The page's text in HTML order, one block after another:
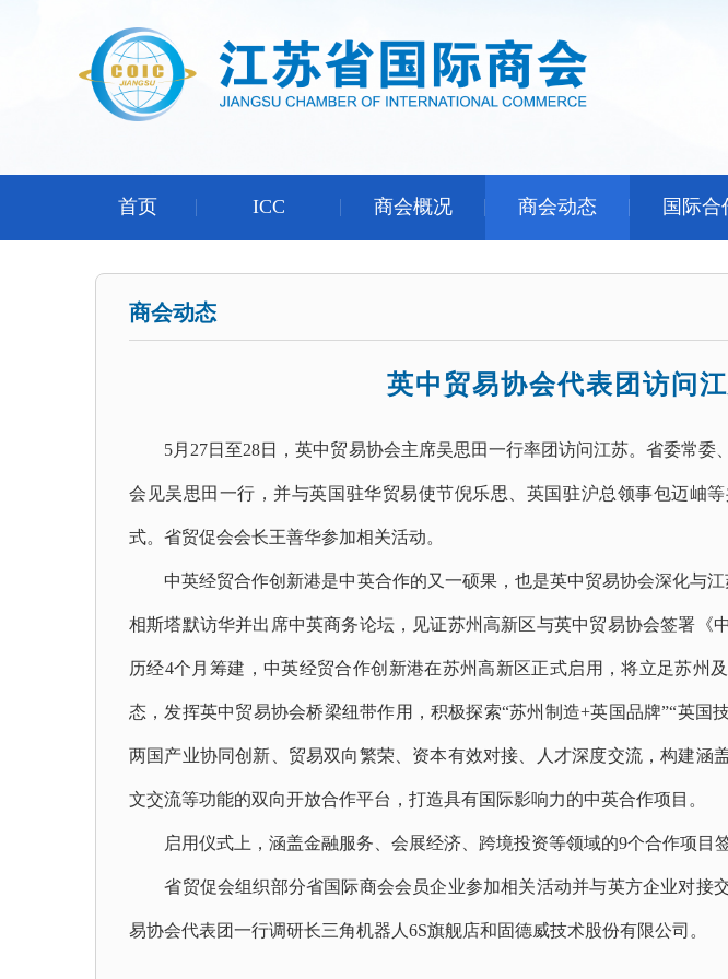
首页 ICC 商会概况 商会动态 国际合
商会动态
英中贸易协会代表团访问
5月27日至28日，英中贸易协会主席吴思田一行率团访问江苏。省委常委
会见吴思田一行，并与英国驻华贸易使节倪乐思、英国驻沪总领事包迈岫
式。省贸促会会长王善华参加相关活动。
中英经贸合作创新港是中英合作的又一硕果，也是英中贸易协会深化与江
相斯塔默访华并出席中英商务论坛，见证苏州高新区与英中贸易协会签署《
历经4个月筹建，中英经贸合作创新港在苏州高新区正式启用，将立足苏州
态，发挥英中贸易协会桥梁纽带作用，积极探索“苏州制造+英国品牌”“英国
两国产业协同创新、贸易双向繁荣、资本有效对接、人才深度交流，构建涵
文交流等功能的双向开放合作平台，打造具有国际影响力的中英合作项目。
启用仪式上，涵盖金融服务、会展经济、跨境投资等领域的9个合作项目签
省贸促会组织部分省国际商会会员企业参加相关活动并与英方企业对接
易协会代表团一行调研长三角机器人6S旗舰店和固德威技术股份有限公司。